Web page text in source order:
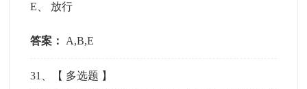
E
放行
答案： A,B,E
31 、【 多选题 】